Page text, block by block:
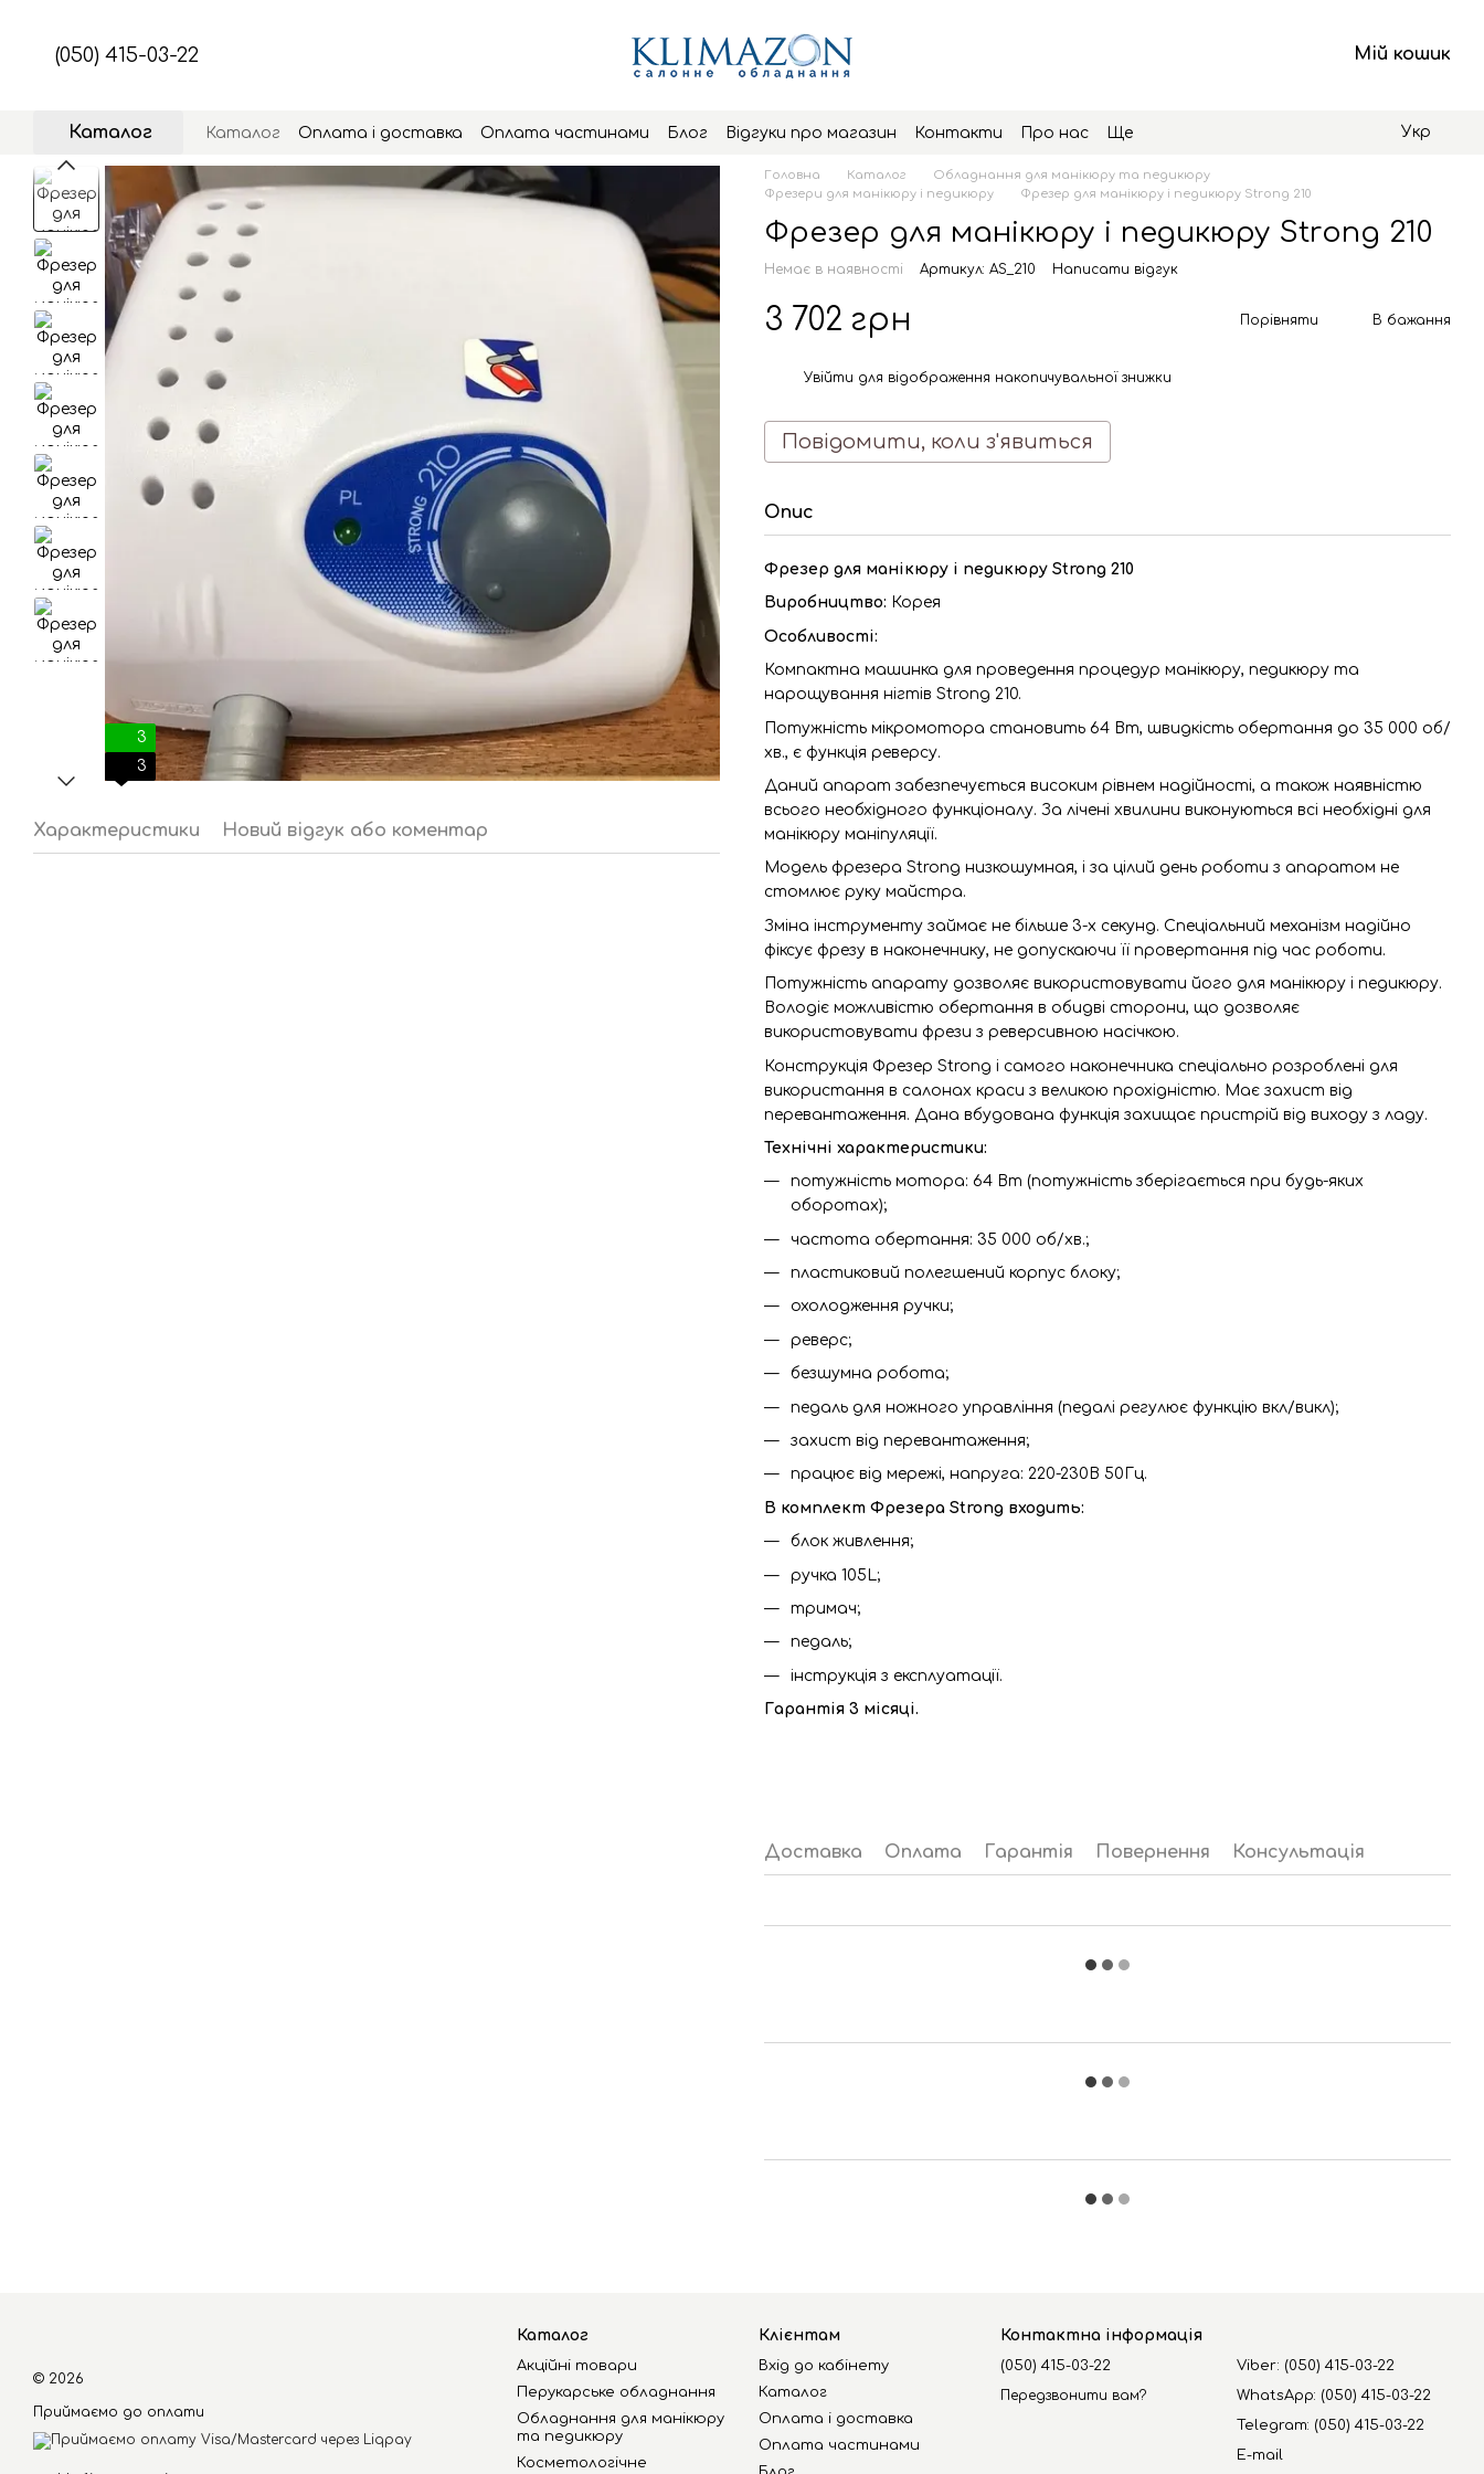
(050) 415-03-22 Мій кошик
Каталог Каталог Оплата і доставка Оплата частинами Блог Відгуки про магазин Контакти Про нас Ще Укр
3
3
Характеристики Новий відгук або коментар
Головна Каталог
Обладнання для манікюру та педикюру
Фрезери для манікюру і педикюру
Фрезер для манікюру і педикюру Strong 210
Фрезер для манікюру і педикюру Strong 210
Немає в наявності Артикул: AS_210 Написати відгук
3 702 грн Порівняти В бажання
Увійти для відображення накопичувальної знижки
Повідомити, коли з'явиться
Опис
Фрезер для манікюру і педикюру Strong 210
Виробництво: Корея
Особливості:
Компактна машинка для проведення процедур манікюру, педикюру та
нарощування нігтів Strong 210.
Потужність мікромотора становить 64 Вт, швидкість обертання до 35 000 об/
хв., є функція реверсу.
Даний апарат забезпечується високим рівнем надійності, а також наявністю
всього необхідного функціоналу. За лічені хвилини виконуються всі необхідні для
манікюру маніпуляції.
Модель фрезера Strong низкошумная, і за цілий день роботи з апаратом не
стомлює руку майстра.
Зміна інструменту займає не більше 3-х секунд. Спеціальний механізм надійно
фіксує фрезу в наконечнику, не допускаючи її провертання під час роботи.
Потужність апарату дозволяє використовувати його для манікюру і педикюру.
Володіє можливістю обертання в обидві сторони, що дозволяє
використовувати фрези з реверсивною насічкою.
Конструкція Фрезер Strong і самого наконечника спеціально розроблені для
використання в салонах краси з великою прохідністю. Має захист від
перевантаження. Дана вбудована функція захищає пристрій від виходу з ладу.
Технічні характеристики:
потужність мотора: 64 Вт (потужність зберігається при будь-яких
оборотах);
частота обертання: 35 000 об/хв.;
пластиковий полегшений корпус блоку;
охолодження ручки;
реверс;
безшумна робота;
педаль для ножного управління (педалі регулює функцію вкл/викл);
захист від перевантаження;
працює від мережі, напруга: 220-230В 50Гц.
В комплект Фрезера Strong входить:
блок живлення;
ручка 105L;
тримач;
педаль;
інструкція з експлуатації.
Гарантія 3 місяці.
Доставка Оплата Гарантія Повернення Консультація
© 2026
Приймаємо до оплати
Каталог
Акційні товари
Перукарське обладнання
Обладнання для манікюру
та педикюру
Косметологічне
Клієнтам
Вхід до кабінету
Каталог
Оплата і доставка
Оплата частинами
Контактна інформація
(050) 415-03-22
Передзвонити вам?
Viber: (050) 415-03-22
WhatsApp: (050) 415-03-22
Telegram: (050) 415-03-22
E-mail